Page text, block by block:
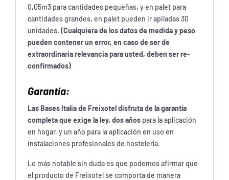
0,05m3 para cantidades pequeñas, y en palet para
cantidades grandes, en palet pueden ir apiladas 30
unidades. (Cualquiera de los datos de medida y peso
pueden contener un error, en caso de ser de
extraordinaria relevancia para usted, deben ser re-
confirmados)
Garantía:
Las Bases Italia de Freixotel disfruta de la garantía
completa que exige la ley, dos años para la aplicación
en hogar, y un año para la aplicación en uso en
instalaciones profesionales de hostelería.
Lo más notable sin duda es que podemos afirmar que
el producto de Freixotel se comporta de manera